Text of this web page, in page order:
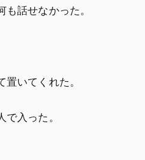
話せなかった。
いてくれた。
入った。